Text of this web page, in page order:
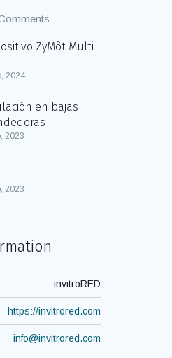
ZyMôt Multi
2024
en bajas
2023
2023
invitroRED
https://invitrored.com
info@invitrored.com